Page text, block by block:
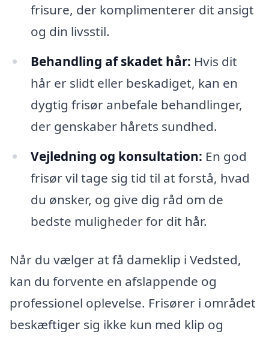
frisure, der komplimenterer dit ansigt
og din livsstil.
Behandling af skadet hår: Hvis dit
hår er slidt eller beskadiget, kan en
dygtig frisør anbefale behandlinger,
der genskaber hårets sundhed.
Vejledning og konsultation: En god
frisør vil tage sig tid til at forstå, hvad
du ønsker, og give dig råd om de
bedste muligheder for dit hår.
Når du vælger at få dameklip i Vedsted,
kan du forvente en afslappende og
professionel oplevelse. Frisører i området
beskæftiger sig ikke kun med klip og